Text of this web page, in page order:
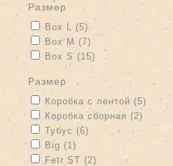
размер
Apply Box L filter
Box L (5) Apply Box L filter
Apply Box M filter
Box M (7)
Apply Box S filter
Box S (15) Apply Box S
размер
Apply Коробка с лентой filter
Коробка с лентой (5)
Apply Коробка сборная filter
Коробка сборная (2)
Apply Тубус filter
Тубус (6) Apply Тубус filter
Apply Big filter
Big (1)
Apply Fetr ST filter
Fetr ST (2) Apply Fetr ST